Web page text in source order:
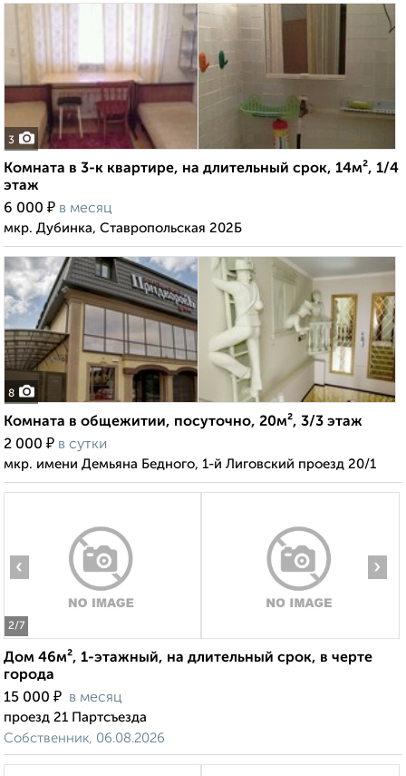
3
Комната в 3-к квартире, на длительный срок, 14м², 1/4
этаж
6 000 ₽ в месяц
мкр. Дубинка, Ставропольская 202Б
8
Комната в общежитии, посуточно, 20м², 3/3 этаж
2 000 ₽ в сутки
мкр. имени Демьяна Бедного, 1-й Лиговский проезд 20/1
2/7
‹ ›
Дом 46м², 1-этажный, на длительный срок, в черте
города
15 000 ₽ в месяц
проезд 21 Партсъезда
Собственник, 06.08.2026